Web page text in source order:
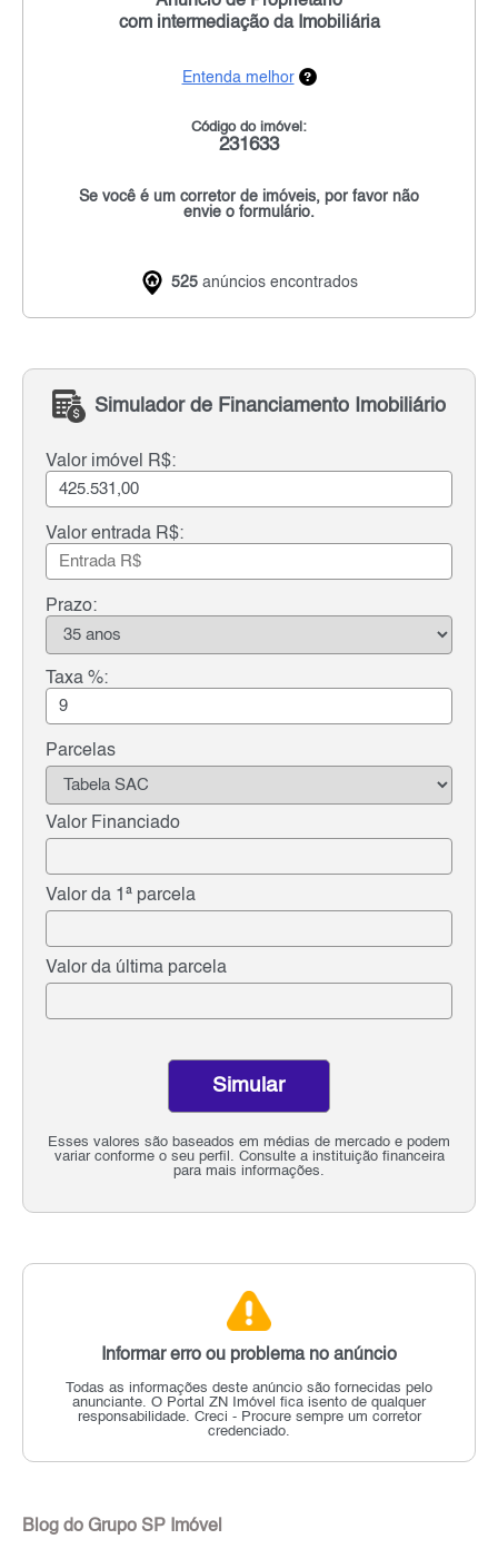
com intermediação da Imobiliária
Entenda melhor
Código do imóvel:
231633
Se você é um corretor de imóveis, por favor não
envie o formulário.
525 anúncios encontrados
Simulador de Financiamento Imobiliário
Valor imóvel R$:
Valor entrada R$:
Prazo:
Taxa %:
Parcelas
Valor Financiado
Valor da 1ª parcela
Valor da última parcela
Esses valores são baseados em médias de mercado e podem
variar conforme o seu perfil. Consulte a instituição financeira
para mais informações.
Simular
Informar erro ou problema no anúncio
Todas as informações deste anúncio são fornecidas pelo
anunciante. O Portal ZN Imóvel fica isento de qualquer
responsabilidade. Creci - Procure sempre um corretor
credenciado.
Blog do Grupo SP Imóvel